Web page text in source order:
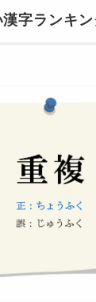
漢字ランキ